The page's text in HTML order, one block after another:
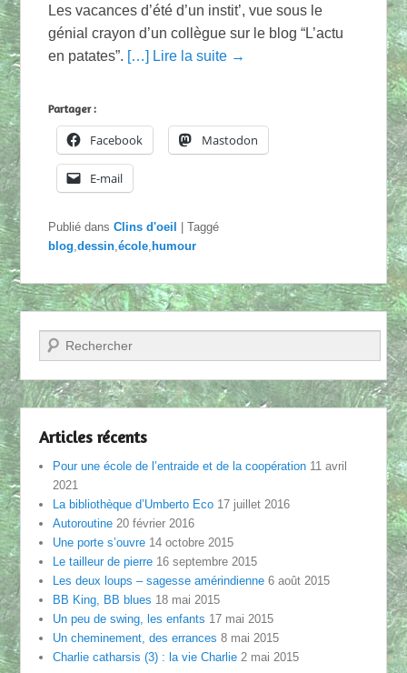
Les vacances d’été d’un instit’, vue sous le
génial crayon d’un collègue sur le blog “L’actu
en patates”. […] Lire la suite →
Partager :
Facebook Mastodon
E-mail
Publié dans Clins d'oeil |Taggé
blog ,dessin ,école humour
Recherche
Articles récents
Pour une école de l’entraide et de la coopération 11 avril
2021
La bibliothèque d’Umberto Eco 17 juillet 2016
Autoroutine 20 février 2016
Une porte s’ouvre 14 octobre 2015
Le tailleur de pierre 16 septembre 2015
Les deux loups – sagesse amérindienne 6 août 2015
BB King, BB blues 18 mai 2015
Un peu de swing, les enfants 17 mai 2015
Un cheminement, des errances 8 mai 2015
Charlie catharsis (3) : la vie Charlie 2 mai 2015